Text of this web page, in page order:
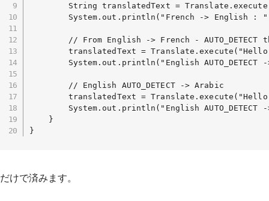
String translatedText =
System.out.println("French -> English :
// From English -> French - AUTO_DETECT
translatedText =
System.out.println("English AUTO_DETECT
        // English AUTO_DETECT -> Arabic
translatedText =
System.out.println("English AUTO_DETECT
    }
}
だけで済みます。